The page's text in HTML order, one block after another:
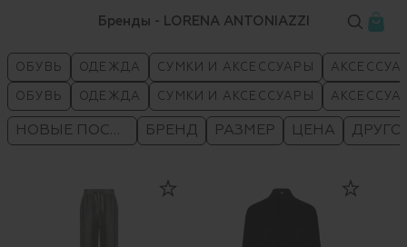
Бренды - LORENA ANTONIAZZI
ОБУВЬ ОДЕЖДА СУМКИ И АКСЕССУАРЫ
ОБУВЬ ОДЕЖДА СУМКИ И АКСЕССУАРЫ
НОВЫЕ ПОСТУПЛЕНИЯ БРЕНД РАЗМЕР ЦЕНА